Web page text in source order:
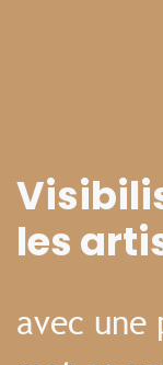
les
avec une